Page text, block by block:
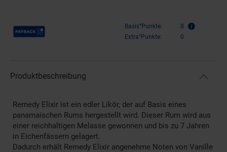
Payback Punkte Basis°Punkte:
8
Extra°Punkte:
0
Produktbeschreibung
Remedy Elixir ist ein edler Likör, der auf Basis eines
panamaischen Rums hergestellt wird. Dieser Rum wird aus
einer reichhaltigen Melasse gewonnen und bis zu 7 Jahren
in Eichenfässern gelagert.
Dadurch erhält Remedy Elixir angenehme Noten von Vanille